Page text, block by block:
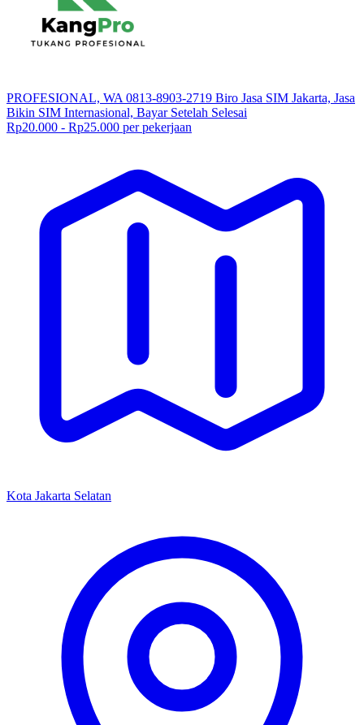
PROFESIONAL, WA 0813-8903-2719 Biro Jasa SIM Jakarta, Jasa
Bikin SIM Internasional, Bayar Setelah Selesai
Rp20.000 - Rp25.000 per pekerjaan
Kota Jakarta Selatan